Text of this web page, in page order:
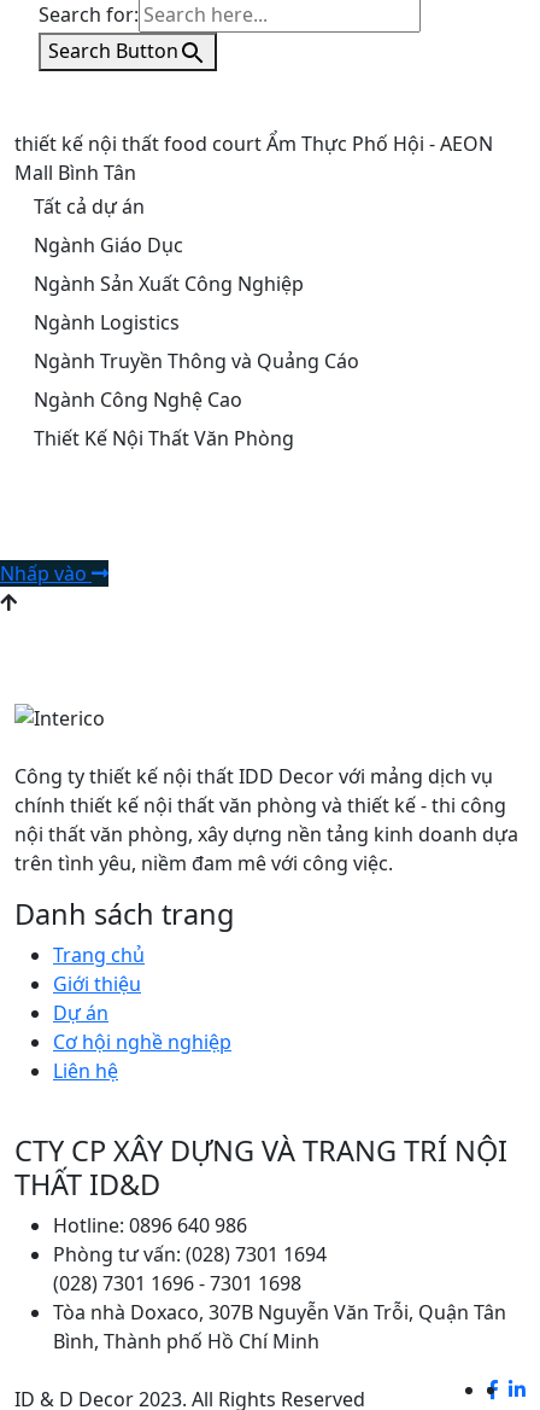
Search for:
Search Button
thiết kế nội thất food court Ẩm Thực Phố Hội - AEON
Mall Bình Tân
Tất cả dự án
Ngành Giáo Dục
Ngành Sản Xuất Công Nghiệp
Ngành Logistics
Ngành Truyền Thông và Quảng Cáo
Ngành Công Nghệ Cao
Thiết Kế Nội Thất Văn Phòng
Nhấp vào
Công ty thiết kế nội thất IDD Decor với mảng dịch vụ
chính thiết kế nội thất văn phòng và thiết kế - thi công
nội thất văn phòng, xây dựng nền tảng kinh doanh dựa
trên tình yêu, niềm đam mê với công việc.
Danh sách trang
Trang chủ
Giới thiệu
Dự án
Cơ hội nghề nghiệp
Liên hệ
CTY CP XÂY DỰNG VÀ TRANG TRÍ NỘI
THẤT ID&D
Hotline: 0896 640 986
Phòng tư vấn: (028) 7301 1694
(028) 7301 1696 - 7301 1698
Tòa nhà Doxaco, 307B Nguyễn Văn Trỗi, Quận Tân
Bình, Thành phố Hồ Chí Minh
ID & D Decor 2023. All Rights Reserved